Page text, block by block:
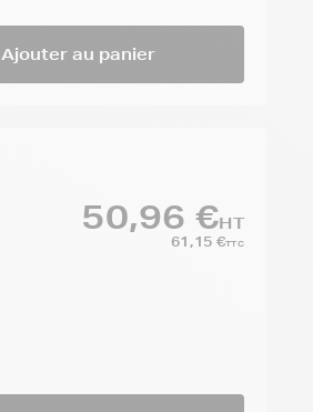
Ajouter au panier
50,96 €HT
61,15 €TTC